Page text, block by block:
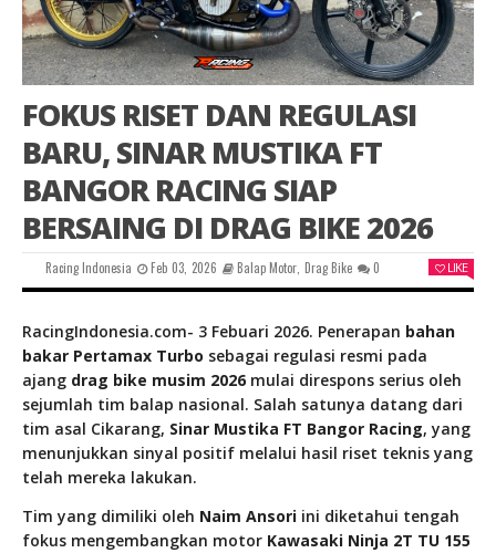
FOKUS RISET DAN REGULASI
BARU, SINAR MUSTIKA FT
BANGOR RACING SIAP
BERSAING DI DRAG BIKE 2026
Racing Indonesia Feb 03, 2026 Balap Motor, Drag Bike 0 LIKE
RacingIndonesia.com- 3 Febuari 2026. Penerapan bahan
bakar Pertamax Turbo sebagai regulasi resmi pada
ajang drag bike musim 2026 mulai direspons serius oleh
sejumlah tim balap nasional. Salah satunya datang dari
tim asal Cikarang, Sinar Mustika FT Bangor Racing, yang
menunjukkan sinyal positif melalui hasil riset teknis yang
telah mereka lakukan.
Tim yang dimiliki oleh Naim Ansori ini diketahui tengah
fokus mengembangkan motor Kawasaki Ninja 2T TU 155